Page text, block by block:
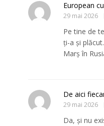
European
29 mai 2026
Pe tine de
ți-a și plăcut.
Marș în
De aici
29 mai 2026
Da, și nu